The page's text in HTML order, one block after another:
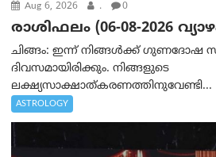
Aug 6, 2026 . 0
രാശിഫലം (06-08-2026
ചിങ്ങം: ഇന്ന് നിങ്ങൾക്ക് ഗുണദോഷ
ദിവസമായിരിക്കും. നിങ്ങളുടെ
ലക്ഷ്യസാക്ഷാത്കരണത്തിനുവേണ്ടി...
ASTROLOGY